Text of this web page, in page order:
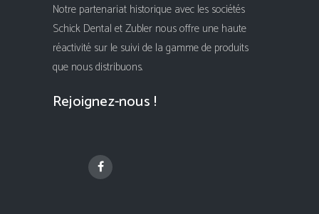
Notre partenariat historique avec les sociétés
Schick Dental et Zubler nous offre une haute
réactivité sur le suivi de la gamme de produits
que nous distribuons.
Rejoignez-nous !